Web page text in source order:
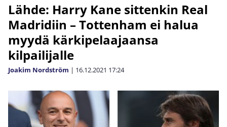
Lähde: Harry Kane sittenkin Real
Madridiin – Tottenham ei halua
myydä kärkipelaajaansa
kilpailijalle
Joakim Nordström | 16.12.2021 17:24